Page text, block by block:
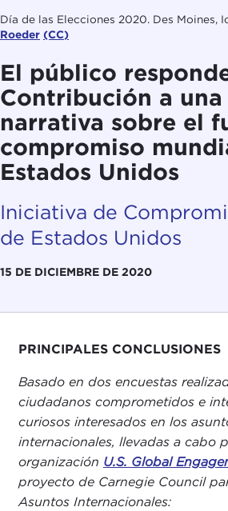
Día de las Elecciones 2020. Des Moines,
Roeder (CC)
El público
Contribución a una
narrativa sobre el
compromiso
Estados Unidos
Iniciativa de
de Estados Unidos
15 DE DICIEMBRE DE 2020
PRINCIPALES CONCLUSIONES
Basado en dos encuestas
ciudadanos comprometidos e
curiosos interesados en los
internacionales, llevadas a cabo
organización U.S. Global
proyecto de Carnegie Council
Asuntos Internacionales: